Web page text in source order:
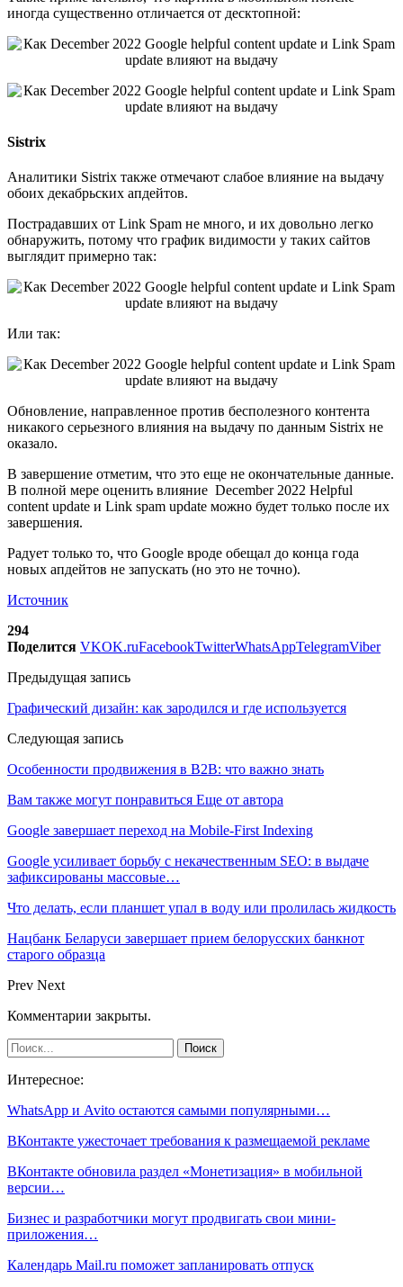
иногда существенно отличается от десктопной:
Sistrix
Аналитики Sistrix также отмечают слабое влияние на выдачу
обоих декабрьских апдейтов.
Пострадавших от Link Spam не много, и их довольно легко
обнаружить, потому что график видимости у таких сайтов
выглядит примерно так:
Или так:
Обновление, направленное против бесполезного контента
никакого серьезного влияния на выдачу по данным Sistrix не
оказало.
В завершение отметим, что это еще не окончательные данные.
В полной мере оценить влияние December 2022 Helpful
content update и Link spam update можно будет только после их
завершения.
Радует только то, что Google вроде обещал до конца года
новых апдейтов не запускать (но это не точно).
Источник
294
Поделится VKOK.ruFacebookTwitterWhatsAppTelegramViber
Предыдущая запись
Графический дизайн: как зародился и где используется
Следующая запись
Особенности продвижения в B2B: что важно знать
Вам также могут понравиться Еще от автора
Google завершает переход на Mobile-First Indexing
Google усиливает борьбу с некачественным SEO: в выдаче
зафиксированы массовые…
Что делать, если планшет упал в воду или пролилась жидкость
Нацбанк Беларуси завершает прием белорусских банкнот
старого образца
Prev Next
Комментарии закрыты.
Интересное:
WhatsApp и Avito остаются самыми популярными…
ВКонтакте ужесточает требования к размещаемой рекламе
ВКонтакте обновила раздел «Монетизация» в мобильной
версии…
Бизнес и разработчики могут продвигать свои мини-
приложения…
Календарь Mail.ru поможет запланировать отпуск